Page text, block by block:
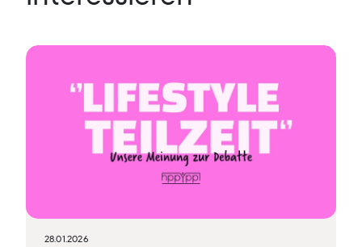
28.01.2026